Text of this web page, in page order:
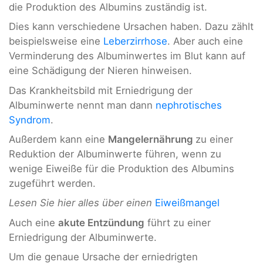
die Produktion des Albumins zuständig ist.
Dies kann verschiedene Ursachen haben. Dazu zählt
beispielsweise eine Leberzirrhose. Aber auch eine
Verminderung des Albuminwertes im Blut kann auf
eine Schädigung der Nieren hinweisen.
Das Krankheitsbild mit Erniedrigung der
Albuminwerte nennt man dann nephrotisches
Syndrom.
Außerdem kann eine Mangelernährung zu einer
Reduktion der Albuminwerte führen, wenn zu
wenige Eiweiße für die Produktion des Albumins
zugeführt werden.
Lesen Sie hier alles über einen Eiweißmangel
Auch eine akute Entzündung führt zu einer
Erniedrigung der Albuminwerte.
Um die genaue Ursache der erniedrigten